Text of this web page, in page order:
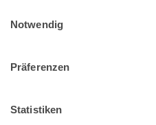
Impressum
Notwendig
Präferenzen
Statistiken
Muster Widerrufsformular